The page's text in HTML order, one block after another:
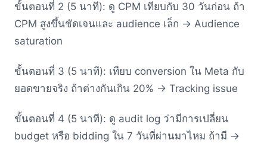
ขั้นตอนที่ 2 (5 นาที): ดู CPM เทียบกับ 30 วันก่อน ถ้า
CPM สูงขึ้นชัดเจนและ audience เล็ก → Audience
saturation
ขั้นตอนที่ 3 (5 นาที): เทียบ conversion ใน Meta กับ
ยอดขายจริง ถ้าต่างกันเกิน 20% → Tracking issue
ขั้นตอนที่ 4 (5 นาที): ดู audit log ว่ามีการเปลี่ยน
budget หรือ bidding ใน 7 วันที่ผ่านมาไหม ถ้ามี →